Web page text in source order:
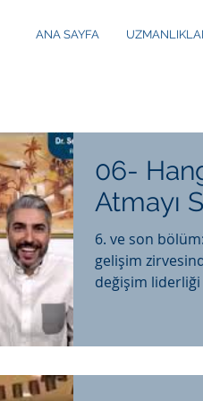
ANA SAYFA
06-
Atmayı
6. ve son
gelişim
değişim liderliği